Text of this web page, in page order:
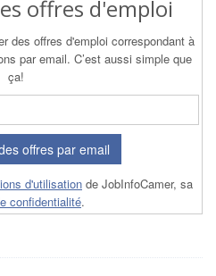
offres d'emploi
des offres d'emploi correspondant à
par email. C’est aussi simple que
ça!
offres par email
d'utilisation de JobInfoCamer, sa
confidentialité.